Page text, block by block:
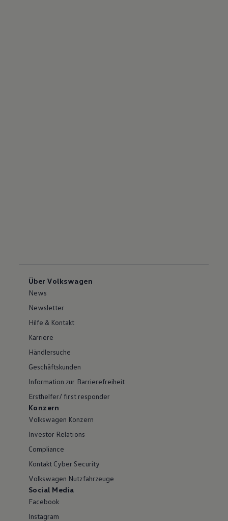
Über Volkswagen
News
Newsletter
Hilfe & Kontakt
Karriere
Händlersuche
Geschäftskunden
Information zur Barrierefreiheit
Ersthelfer/ first responder
Konzern
Volkswagen Konzern
Investor Relations
Compliance
Kontakt Cyber Security
Volkswagen Nutzfahrzeuge
Social Media
Facebook
Instagram